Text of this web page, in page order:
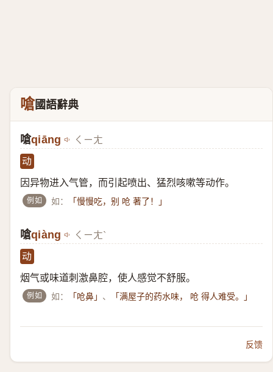
嗆國語辭典
嗆qiāng ㄑㄧㄤ
动
因异物进入气管，而引起喷出、猛烈咳嗽等动作。
例如 如： 「慢慢吃，别 呛 著了！」
嗆qiàng ㄑㄧㄤˋ
动
烟气或味道刺激鼻腔，使人感觉不舒服。
例如 如： 「呛鼻」 、 「满屋子的药水味， 呛 得人难受。」
反馈